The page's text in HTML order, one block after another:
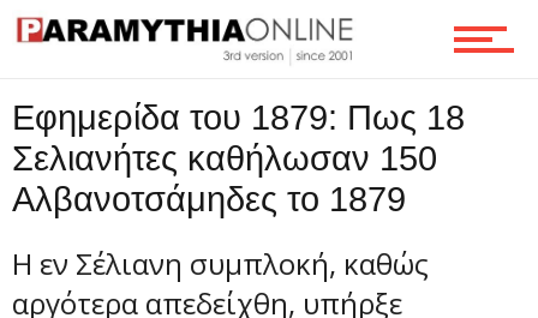
Ροή
Επικοινωνία
Εφημερίδα του 1879: Πως 18
Σελιανήτες καθήλωσαν 150
Αλβανοτσάμηδες το 1879
Η εν Σέλιανη συμπλοκή, καθώς
αργότερα απεδείχθη, υπήρξε